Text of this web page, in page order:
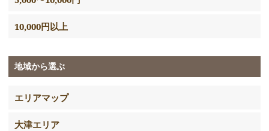
10,000円以上
地域から選ぶ
エリアマップ
大津エリア